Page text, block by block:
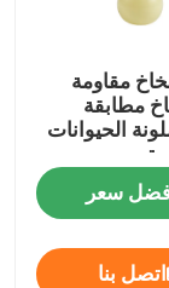
مقاومة
مطابقة
الحيوانات
سعر
اتصل بنا